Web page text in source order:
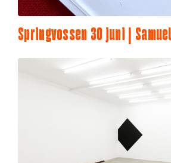
Springvossen 30 juni |